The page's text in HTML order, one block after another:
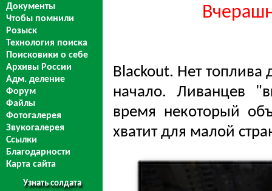
Документы
Чтобы помнили
Розыск
Технология поиска
Поисковики о себе
Архивы России
Адм. деление
Форум
Файлы
Фотогалерея
Звукогалерея
Ссылки
Благодарности
Карта сайта
Узнать солдата
Blackout. Нет топлива
начало. Ливанцев
время некоторый
хватит для малой